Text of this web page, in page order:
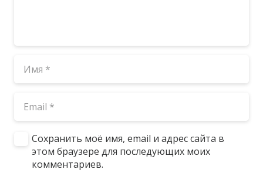
Сохранить моё имя, email и адрес сайта в
этом браузере для последующих моих
комментариев.